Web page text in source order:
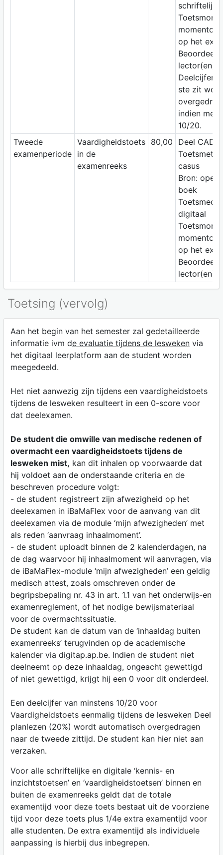
schriftelijk
op het
lector(en)
Deelcijfer
ste zit
indien
10/20.
Tweede
examenperiode
Vaardigheidstoets
in de
examenreeks
80,00
Deel CAD
casus
Bron: open
boek
digitaal
op het
lector(en)
Toetsing (vervolg)
Aan het begin van het semester zal gedetailleerde
informatie ivm de evaluatie tijdens de leswekenvia
het digitaal leerplatform aan de student worden
meegedeeld.
Het niet aanwezig zijn tijdens een vaardigheidstoets
tijdens de lesweken resulteert in een 0-score voor
dat deelexamen.
De student die omwille van medische redenen of
overmacht een vaardigheidstoets tijdens de
lesweken mist, kan dit inhalen op voorwaarde dat
hij voldoet aan de onderstaande criteria en de
beschreven procedure volgt:
- de student registreert zijn afwezigheid op het
deelexamen in iBaMaFlex voor de aanvang van dit
deelexamen via de module ‘mijn afwezigheden’ met
als reden ‘aanvraag inhaalmoment’.
- de student uploadt binnen de 2 kalenderdagen, na
de dag waarvoor hij inhaalmoment wil aanvragen, via
de iBaMaFlex-module ‘mijn afwezigheden’ een geldig
medisch attest, zoals omschreven onder de
begripsbepaling nr. 43 in art. 1.1 van het onderwijs-en
examenreglement, of het nodige bewijsmateriaal
voor de overmachtssituatie.
De student kan de datum van de ‘inhaaldag buiten
examenreeks’ terugvinden op de academische
kalender via digitap.ap.be. Indien de student niet
deelneemt op deze inhaaldag, ongeacht gewettigd
of niet gewettigd, krijgt hij een 0 voor dit onderdeel.
Een deelcijfer van minstens 10/20 voor
Vaardigheidstoets eenmalig tijdens de lesweken Deel
planlezen (20%) wordt automatisch overgedragen
naar de tweede zittijd. De student kan hier niet aan
verzaken.
Voor alle schriftelijke en digitale ‘kennis- en
inzichtstoetsen’ en ‘vaardigheidstoetsen’ binnen en
buiten de examenreeks geldt dat de totale
examentijd voor deze toets bestaat uit de voorziene
tijd voor deze toets plus 1/4e extra examentijd voor
alle studenten. De extra examentijd als individuele
aanpassing is hierbij dus inbegrepen.